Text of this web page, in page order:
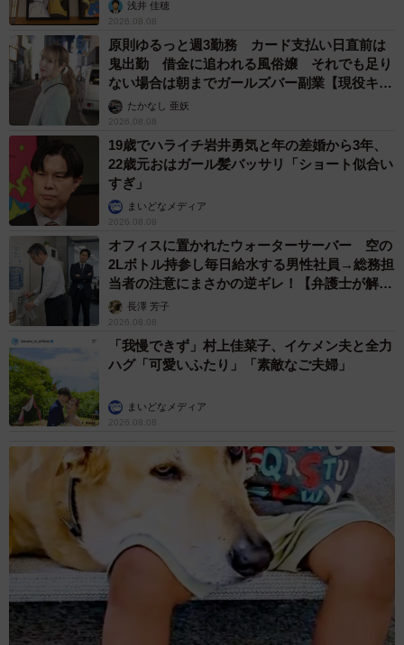
浅井 佳穂
2026.08.08
原則ゆるっと週3勤務 カード支払い日直前は
鬼出勤 借金に追われる風俗嬢 それでも足り
ない場合は朝までガールズバー副業【現役キャ
ストに取材】
たかなし 亜妖
2026.08.08
19歳でハライチ岩井勇気と年の差婚から3年、
22歳元おはガール髪バッサリ「ショート似合い
すぎ」
まいどなメディア
2026.08.08
オフィスに置かれたウォーターサーバー 空の
2Lボトル持参し毎日給水する男性社員→総務担
当者の注意にまさかの逆ギレ！【弁護士が解
説】長澤 芳子
2026.08.08
「我慢できず」村上佳菜子、イケメン夫と全力
ハグ「可愛いふたり」「素敵なご夫婦」
まいどなメディア
2026.08.08